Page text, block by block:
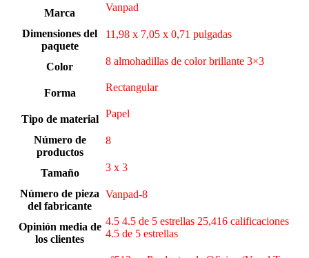
Marca ‎Vanpad
Dimensiones del
paquete
‎11,98 x 7,05 x 0,71 pulgadas
Color ‎8 almohadillas de color brillante 3×3
Forma Rectangular
Tipo de material Papel
Número de
productos
‎8
Tamaño ‎3 x 3
Número de pieza
del fabricante
‎Vanpad-8
Opinión media de
los clientes
4.5 4.5 de 5 estrellas 25,416 calificaciones
4.5 de 5 estrellas